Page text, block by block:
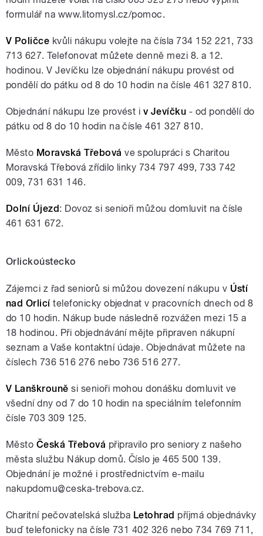
formulář na www.litomysl.cz/pomoc.
V Poličce kvůli nákupu volejte na čísla 734 152 221, 733
713 627. Telefonovat můžete denně mezi 8. a 12.
hodinou. V Jevíčku lze objednání nákupu provést od
pondělí do pátku od 8 do 10 hodin na čísle 461 327 810.
Objednání nákupu lze provést i v Jevíčku - od pondělí do
pátku od 8 do 10 hodin na čísle 461 327 810.
Město Moravská Třebová ve spolupráci s Charitou
Moravská Třebová zřídilo linky 734 797 499, 733 742
009, 731 631 146.
Dolní Újezd: Dovoz si senioři můžou domluvit na čísle
461 631 672.
Orlickoústecko
Zájemci z řad seniorů si můžou dovezení nákupu v Ústí
nad Orlicítelefonicky objednat v pracovních dnech od 8
do 10 hodin. Nákup bude následně rozvážen mezi 15 a
18 hodinou. Při objednávání mějte připraven nákupní
seznam a Vaše kontaktní údaje. Objednávat můžete na
číslech 736 516 276 nebo 736 516 277.
V Lanškrouně si senioři mohou donášku domluvit ve
všední dny od 7 do 10 hodin na speciálním telefonním
čísle 703 309 125.
Město Česká Třebová připravilo pro seniory z našeho
města službu Nákup domů. Číslo je 465 500 139.
Objednání je možné i prostřednictvím e-mailu
nakupdomu@ceska-trebova.cz.
Charitní pečovatelská služba Letohrad příjmá objednávky
buď telefonicky na čísle 731 402 326 nebo 734 769 711,